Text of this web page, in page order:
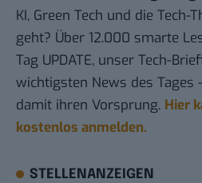
KI, Green Tech und die Tech-
geht? Über 12.000 smarte
Tag UPDATE, unser Tech-
wichtigsten News des Tages
damit ihren Vorsprung. Hier
kostenlos anmelden.
STELLENANZEIGEN